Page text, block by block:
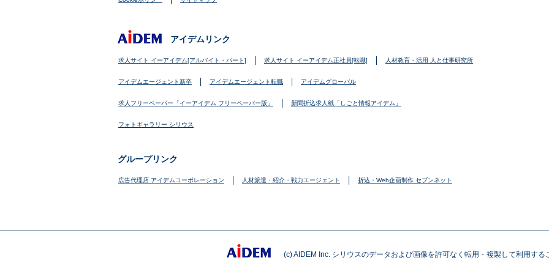
アイデムリンク
求人サイト イーアイデム[アルバイト・パート] 求人サイト イーアイデム正社員[転職] 人材教育・活用 人と仕事研究所
アイデムエージェント新卒 アイデムエージェント転職 アイデムグローバル
求人フリーペーパー「イーアイデム フリーペーパー版」 新聞折込求人紙「しごと情報アイデム」
フォトギャラリー シリウス
グループリンク
広告代理店 アイデムコーポレーション 人材派遣・紹介・戦力エージェント 折込・Web企画制作 セブンネット
(c) AIDEM Inc. シリウスのデータおよび画像を許可なく転用・複製して利用する